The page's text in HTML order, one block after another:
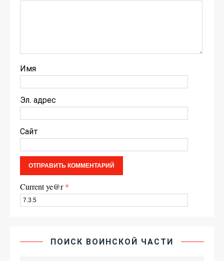
Имя
Эл. адрес
Сайт
Current ye@r*
ПОИСК ВОИНСКОЙ ЧАСТИ